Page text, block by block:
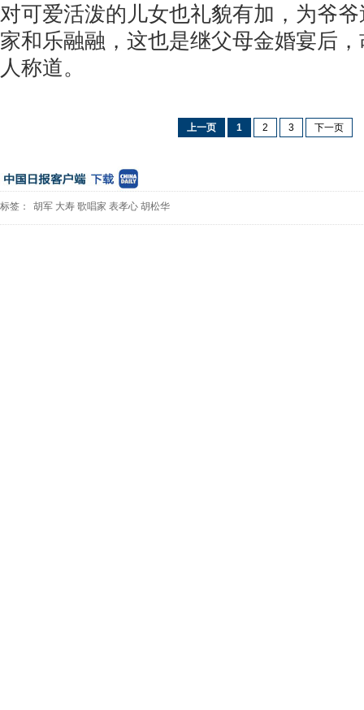
对可爱活泼的儿女也礼貌有加，为爷
家和乐融融，这也是继父母金婚宴后
人称道。
上一页 1 2 3 下一页
标签： 胡军 大寿 歌唱家 表孝心 胡松华